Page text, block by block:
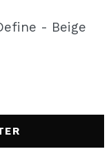
vous pourrez
l'état de vos
précédentes.
- Beige